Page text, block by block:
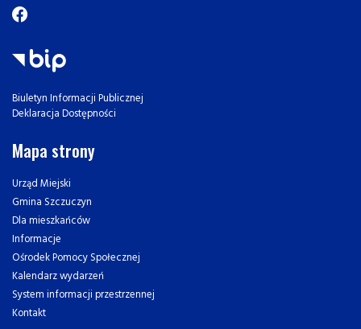
Biuletyn Informacji Publicznej
Deklaracja Dostępności
Mapa strony
Urząd Miejski
Gmina Szczuczyn
Dla mieszkańców
Informacje
Ośrodek Pomocy Społecznej
Kalendarz wydarzeń
System informacji przestrzennej
Kontakt